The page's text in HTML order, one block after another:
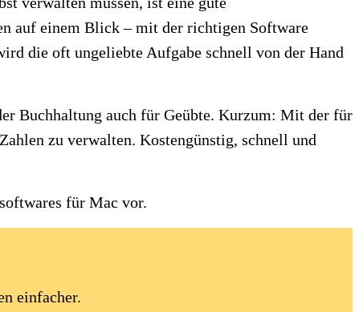
auf einem Blick – mit der richtigen Software
die oft ungeliebte Aufgabe schnell von der Hand
Buchhaltung auch für Geübte. Kurzum: Mit der für
zu verwalten. Kostengünstig, schnell und
für Mac vor.
einfacher.